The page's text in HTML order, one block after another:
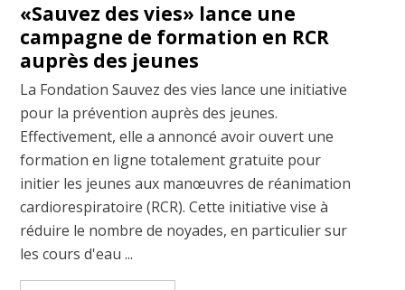
«Sauvez des vies» lance une
campagne de formation en RCR
auprès des jeunes
La Fondation Sauvez des vies lance une initiative
pour la prévention auprès des jeunes.
Effectivement, elle a annoncé avoir ouvert une
formation en ligne totalement gratuite pour
initier les jeunes aux manœuvres de réanimation
cardiorespiratoire (RCR). Cette initiative vise à
réduire le nombre de noyades, en particulier sur
les cours d'eau ...